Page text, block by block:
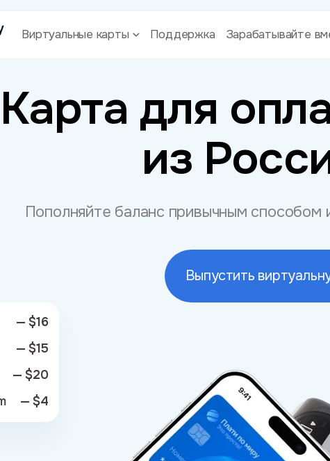
Виртуальные карты Поддержка Зарабатывайте
Карта для
из
Пополняйте баланс привычным способом
Выпустить
— $16
— $15
— $20
— $4